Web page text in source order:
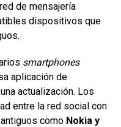
de mensajería
dispositivos que
smartphones
aplicación de
actualización. Los
entre la red social con
comoNokia y